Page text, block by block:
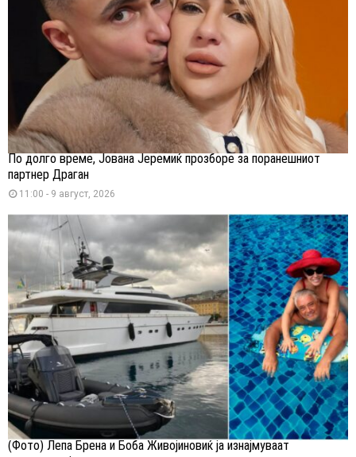
По долго време, Јована Јеремиќ прозборе за поранешниот
партнер Драган
11:00 - 9 август, 2026
(Фото) Лепа Брена и Боба Живојиновиќ ја изнајмуваат